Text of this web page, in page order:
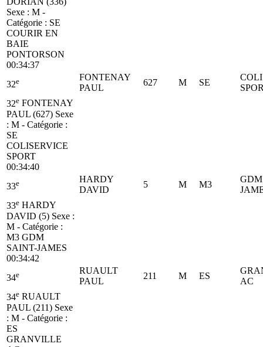
Sexe : M -
Catégorie : SE
COURIR EN
BAIE
PONTORSON
00:34:37
32e
FONTENAY
PAUL
627 M SE
32e FONTENAY
PAUL (627) Sexe
: M - Catégorie :
SE
COLISERVICE
SPORT
00:34:40
33e
HARDY
DAVID
5 M M3
33e HARDY
DAVID (5) Sexe :
M - Catégorie :
M3 GDM
SAINT-JAMES
00:34:42
34e
RUAULT
PAUL
211 M ES
AC
34e RUAULT
PAUL (211) Sexe
: M - Catégorie :
ES
GRANVILLE